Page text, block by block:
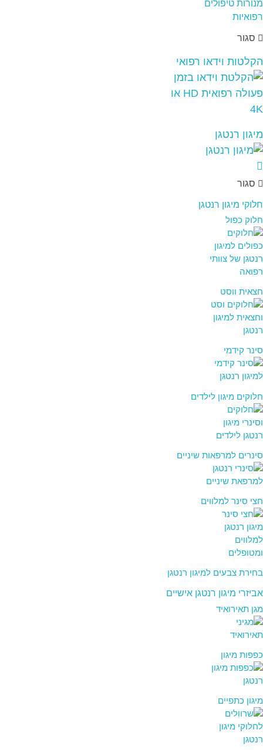
סגור
הקלטות וידאו רפואי
מיגון רנטגן
סגור
חלוקי מיגון רנטגן
חלוק כפול
חצאית ווסט
סינר קידמי
חלוקים מיגון לילדים
סינרים למרפאות שיניים
חצי סינר למלווים
בחירת צבעים למיגון רנטגן
אביזרי מיגון רנטגן אישיים
מגן תאירואיד
כפפות מיגון
מיגון כתפיים